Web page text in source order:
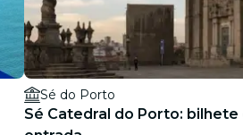
Sé do Porto
Sé Catedral do Porto: bilhete